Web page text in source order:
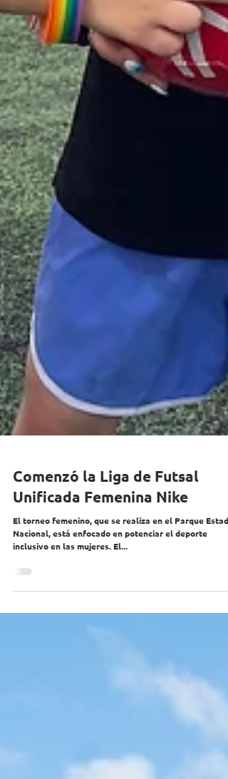
Comenzó la Liga de Futsal
Unificada Femenina Nike
El torneo femenino, que se realiza en el Parque